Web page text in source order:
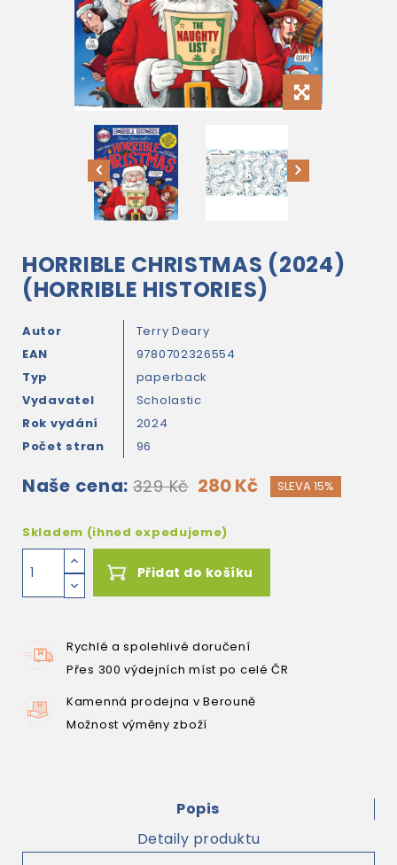
HORRIBLE CHRISTMAS (2024)
(HORRIBLE HISTORIES)
Autor
Terry Deary
EAN
9780702326554
Typ
paperback
Vydavatel
Scholastic
Rok vydání
2024
Počet stran
96
Naše cena: 329 Kč 280 Kč SLEVA 15%
Skladem (ihned expedujeme)
Přidat do košíku
Rychlé a spolehlivé doručení
Přes 300 výdejních míst po celé ČR
Kamenná prodejna v Berouně
Možnost výměny zboží
Popis
Detaily produktu